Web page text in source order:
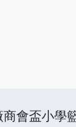
會盃小學